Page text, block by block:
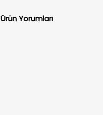
Ürün Yorumları